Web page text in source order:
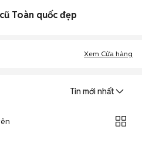
Toàn quốc đẹp
Xem Cửa hàng
Tin mới nhất